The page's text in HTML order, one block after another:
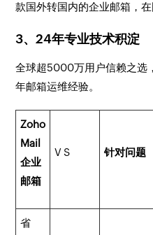
款国外转国内的企业邮箱，在
3、24年专业技术积淀
全球超5000万用户信赖之选
年邮箱运维经验。
Zoho
Mail
企业
邮箱
V S 针对问题
省